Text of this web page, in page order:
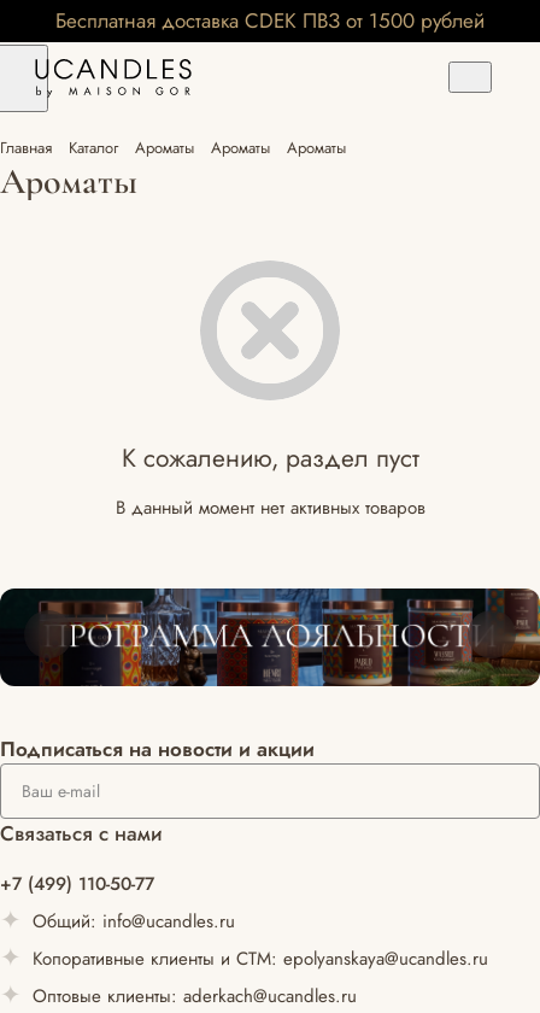
Бесплатная доставка CDEK ПВЗ от 1500 рублей
Главная Каталог Ароматы Ароматы Ароматы
Ароматы
К сожалению, раздел пуст
В данный момент нет активных товаров
Подписаться на новости и акции
Связаться с нами
+7 (499) 110-50-77
Общий: info@ucandles.ru
Копоративные клиенты и СТМ: epolyanskaya@ucandles.ru
Оптовые клиенты: aderkach@ucandles.ru